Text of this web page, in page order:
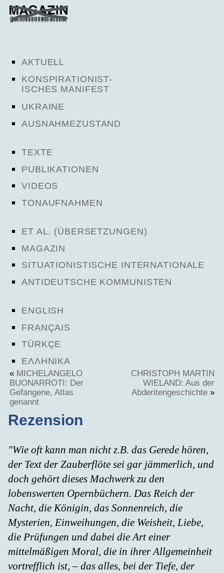
AKTUELL
KONSPIRATIONIST-
ISCHES MANIFEST
UKRAINE
AUSNAHMEZUSTAND
TEXTE
PUBLIKATIONEN
VIDEOS
TONAUFNAHMEN
ET AL. (ÜBERSETZUNGEN)
MAGAZIN
SITUATIONISTISCHE INTERNATIONALE
ANTIDEUTSCHE KOMMUNISTEN
ENGLISH
FRANÇAIS
TÜRKÇE
ΕΛΛΗΝΙΚΑ
« MICHELANGELO
BUONARROTI: Der
Gefangene, Atlas
genannt
CHRISTOPH MARTIN
WIELAND: Aus der
Abderitengeschichte »
Rezension
"Wie oft kann man nicht z.B. das Gerede hören,
der Text der Zauberflöte sei gar jämmerlich, und
doch gehört dieses Machwerk zu den
lobenswerten Opernbüchern. Das Reich der
Nacht, die Königin, das Sonnenreich, die
Mysterien, Einweihungen, die Weisheit, Liebe,
die Prüfungen und dabei die Art einer
mittelmäßigen Moral, die in ihrer Allgemeinheit
vortrefflich ist, – das alles, bei der Tiefe, der